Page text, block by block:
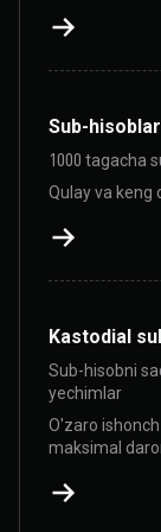
Sub-hisoblar
1000 tagacha
Qulay va keng
Kastodial
Sub-hisobni
yechimlar
O'zaro
maksimal